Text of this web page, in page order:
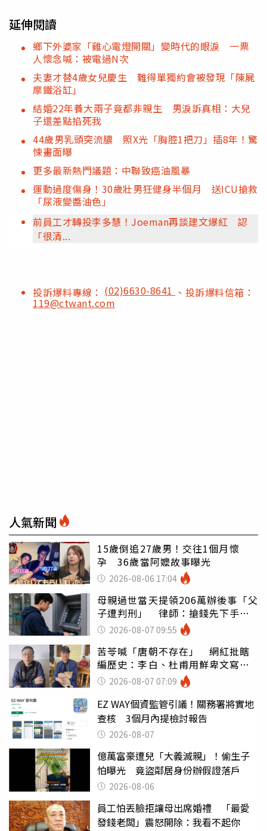
延伸閱讀
鄉下外婆家「雞心電燈開關」變時代的眼淚 一票
人懷念喊：被電過N次
夫妻才替4歲女兒慶生 難得單獨約會被發現「陳屍
摩鐵浴缸」
結婚22年養大兩子竟都非親生 男淚訴真相：大兒
子還差點掐死我
44歲男乳頭突流膿 照X光「胸腔1把刀」插8年！驚
悚畫面曝
更多最新熱門議題：中聯致癌油風暴
運動過度傷身！30歲壯男狂健身半個月 送ICU搶救
「尿液變醬油色」
前員工才轉投李多慧！Joeman再談建文爆紅 認
「很清...
投訴爆料專線： (02)6630-8641 、投訴爆料信箱：
119@ctwant.com
人氣新聞
15歲倒追27歲男！交往1個月懷
孕 36歲當阿嬤故事曝光
2026-08-06 17:04
母親過世當天提領206萬辦後事「父
子遭判刑」 律師：搶錢先下手是
罪 2026-08-07 09:55
苦苓喊「唐朝不存在」 網紅批瞎
編歷史：李白、杜甫用鮮卑文寫
詩？2026-08-07 07:09
EZ WAY個資監管引議！關務署將實地
查核 3個月內提檢討報告
2026-08-07
億萬富豪遭兒「大義滅親」！偷生子
怕曝光 竟盜鄰居身份辦假證落戶
2026-08-06
員工怕丟臉拒讓母出席婚禮 「最愛
發錢老闆」震怒開除：我看不起你